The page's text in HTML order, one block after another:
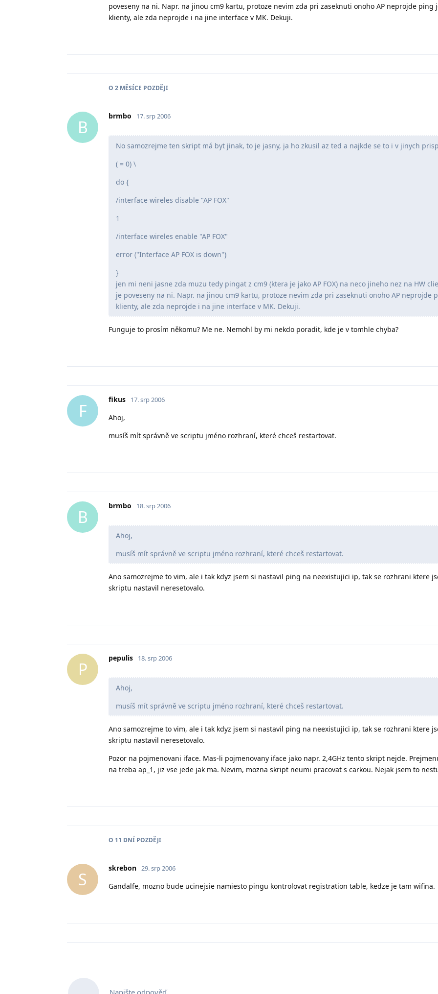
poveseny na ni. Napr. na jinou cm9 kartu, protoze nevim zda pri zaseknuti onoho AP neprojde ping
klienty, ale zda neprojde i na jine interface v MK. Dekuji.
O 2 MĚSÍCE POZDĚJI
B
brmbo 17. srp 2006
No samozrejme ten skript má byt jinak, to je jasny, ja ho zkusil az ted a najkde se to i v jinych
( = 0) \
do {
/interface wireles disable "AP FOX"
1
/interface wireles enable "AP FOX"
error ("Interface AP FOX is down")
}
jen mi neni jasne zda muzu tedy pingat z cm9 (ktera je jako AP FOX) na neco jineho nez na HW
je poveseny na ni. Napr. na jinou cm9 kartu, protoze nevim zda pri zaseknuti onoho AP neprojde
klienty, ale zda neprojde i na jine interface v MK. Dekuji.
Funguje to prosím někomu? Me ne. Nemohl by mi nekdo poradit, kde je v tomhle chyba?
F
fikus 17. srp 2006
Ahoj,
musíš mít správně ve scriptu jméno rozhraní, které chceš restartovat.
B
brmbo 18. srp 2006
Ahoj,
musíš mít správně ve scriptu jméno rozhraní, které chceš restartovat.
Ano samozrejme to vim, ale i tak kdyz jsem si nastavil ping na neexistujici ip, tak se rozhrani ktere
skriptu nastavil neresetovalo.
P
pepulis 18. srp 2006
Ahoj,
musíš mít správně ve scriptu jméno rozhraní, které chceš restartovat.
Ano samozrejme to vim, ale i tak kdyz jsem si nastavil ping na neexistujici ip, tak se rozhrani ktere
skriptu nastavil neresetovalo.
Pozor na pojmenovani iface. Mas-li pojmenovany iface jako napr. 2,4GHz tento skript nejde.
na treba ap_1, jiz vse jede jak ma. Nevim, mozna skript neumi pracovat s carkou. Nejak jsem to
O 11 DNÍ POZDĚJI
S
skrebon 29. srp 2006
Gandalfe, mozno bude ucinejsie namiesto pingu kontrolovat registration table, kedze je tam wifina.
Napište odpověď…